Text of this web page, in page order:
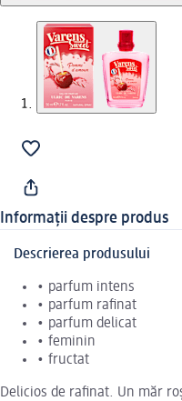
Informații despre produs
Descrierea produsului
• parfum intens
• parfum rafinat
• parfum delicat
• feminin
• fructat
Delicios de rafinat. Un măr